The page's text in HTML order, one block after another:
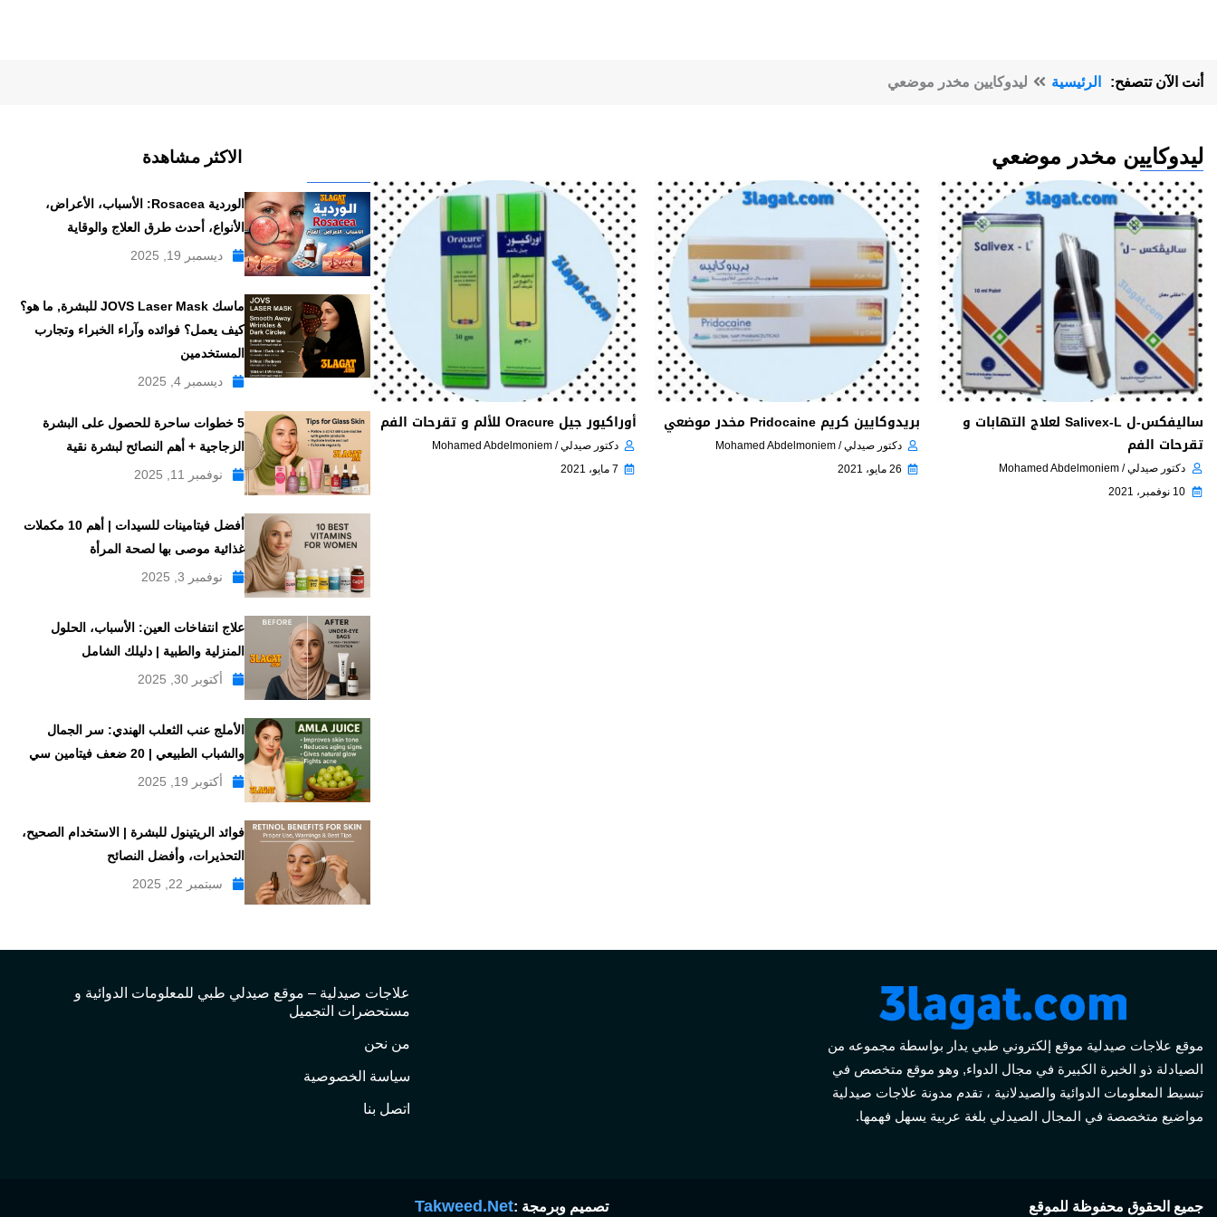
أنت الآن تتصفح: الرئيسية ليدوكايين مخدر موضعي
ليدوكايين مخدر موضعي
ساليفكس-ل Salivex-L لعلاج التهابات و
تقرحات الفم
دكتور صيدلي / Mohamed Abdelmoniem
10 نوفمبر، 2021
بريدوكايين كريم Pridocaine مخدر موضعي
دكتور صيدلي / Mohamed Abdelmoniem
26 مايو، 2021
أوراكيور جيل Oracure للألم و تقرحات الفم
دكتور صيدلي / Mohamed Abdelmoniem
7 مايو، 2021
الاكثر مشاهدة
الوردية Rosacea: الأسباب، الأعراض،
الأنواع، أحدث طرق العلاج والوقاية
ديسمبر 19, 2025
ماسك JOVS Laser Mask للبشرة, ما هو؟
كيف يعمل؟ فوائده وآراء الخبراء وتجارب
المستخدمين
ديسمبر 4, 2025
5 خطوات ساحرة للحصول على البشرة
الزجاجية + أهم النصائح لبشرة نقية
نوفمبر 11, 2025
أفضل فيتامينات للسيدات | أهم 10 مكملات
غذائية موصى بها لصحة المرأة
نوفمبر 3, 2025
علاج انتفاخات العين: الأسباب، الحلول
المنزلية والطبية | دليلك الشامل
أكتوبر 30, 2025
الأملج عنب الثعلب الهندي: سر الجمال
والشباب الطبيعي | 20 ضعف فيتامين سي
أكتوبر 19, 2025
فوائد الريتينول للبشرة | الاستخدام الصحيح،
التحذيرات، وأفضل النصائح
سبتمبر 22, 2025
موقع علاجات صيدلية موقع إلكتروني طبي يدار بواسطة مجموعه من
الصيادلة ذو الخبرة الكبيرة في مجال الدواء, وهو موقع متخصص في
تبسيط المعلومات الدوائية والصيدلانية ، تقدم مدونة علاجات صيدلية
مواضيع متخصصة في المجال الصيدلي بلغة عربية يسهل فهمها.
علاجات صيدلية – موقع صيدلي طبي للمعلومات الدوائية و
مستحضرات التجميل
من نحن
سياسة الخصوصية
اتصل بنا
جميع الحقوق محفوظة للموقع تصميم وبرمجة :Takweed.Net